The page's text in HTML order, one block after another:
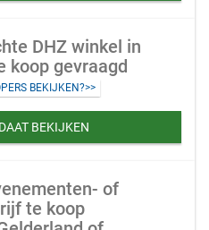
DHZ winkel in
koop gevraagd
BEKIJKEN?>>
BEKIJKEN
of
te koop